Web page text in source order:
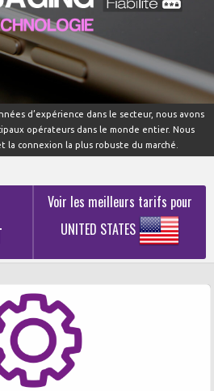
d’expérience dans le secteur, nous avons
opérateurs dans le monde entier. Nous
la connexion la plus robuste du marché.
Voir les meilleurs tarifs pour
UNITED STATES